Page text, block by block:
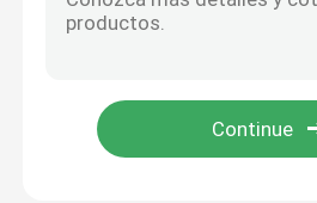
Tubo de drenagem